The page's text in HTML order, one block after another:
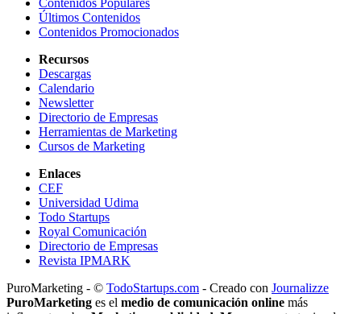
Contenidos Populares
Últimos Contenidos
Contenidos Promocionados
Recursos
Descargas
Calendario
Newsletter
Directorio de Empresas
Herramientas de Marketing
Cursos de Marketing
Enlaces
CEF
Universidad Udima
Todo Startups
Royal Comunicación
Directorio de Empresas
Revista IPMARK
PuroMarketing - © TodoStartups.com - Creado con Journalizze
PuroMarketing es el medio de comunicación online más